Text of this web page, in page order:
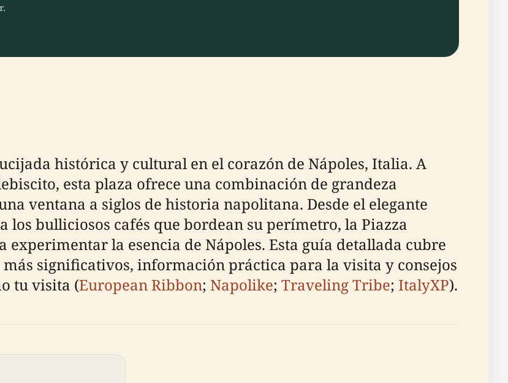
histórica y cultural en el corazón de Nápoles, Italia. A
esta plaza ofrece una combinación de grandeza
ventana a siglos de historia napolitana. Desde el elegante
los bulliciosos cafés que bordean su perímetro, la Piazza
la esencia de Nápoles. Esta guía detallada cubre
significativos, información práctica para la visita y consejos
tu visita (European Ribbon; Napolike; Traveling Tribe; ItalyXP).